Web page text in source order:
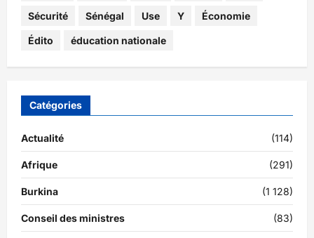
Sécurité Sénégal Use Y Économie
Édito éducation nationale
Catégories
Actualité (114)
Afrique (291)
Burkina (1 128)
Conseil des ministres (83)